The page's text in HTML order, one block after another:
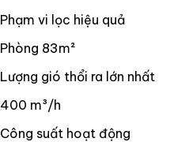
Phạm vi lọc hiệu quả
Phòng 83m²
Lượng gió thổi ra lớn nhất
400 m³/h
Công suất hoạt động